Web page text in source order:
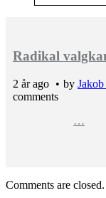
Radikal
2 år ago by
comments
…
Comments are closed.